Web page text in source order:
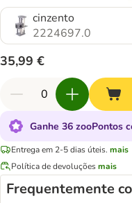
cinzento
2224697.0
35,99 €
Ganhe 36 zooPontos
Entrega em 2-5 dias úteis. mais
Política de devoluçõesmais
Frequentemente